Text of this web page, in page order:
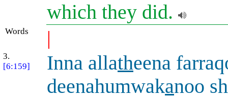
which they did.
Words |
3.
[6:159]
Inna allatheena
deenahumwakanoo